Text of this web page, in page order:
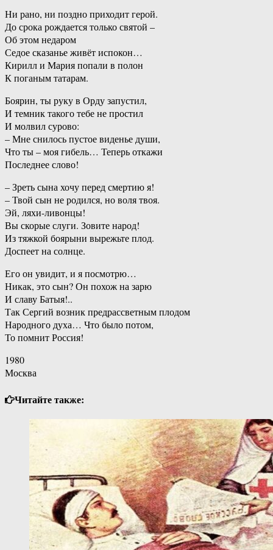
Ни рано, ни поздно приходит герой.
До срока рождается только святой –
Об этом недаром
Седое сказанье живёт испокон…
Кирилл и Мария попали в полон
К поганым татарам.
Боярин, ты руку в Орду запустил,
И темник такого тебе не простил
И молвил сурово:
– Мне снилось пустое виденье души,
Что ты – моя гибель… Теперь откажи
Последнее слово!
– Зреть сына хочу перед смертию я!
– Твой сын не родился, но воля твоя.
Эй, ляхи-ливонцы!
Вы скорые слуги. Зовите народ!
Из тяжкой боярыни вырежьте плод.
Доспеет на солнце.
Его он увидит, и я посмотрю…
Никак, это сын? Он похож на зарю
И славу Батыя!..
Так Сергий возник предрассветным плодом
Народного духа… Что было потом,
То помнит Россия!
1980
Москва
Читайте также: